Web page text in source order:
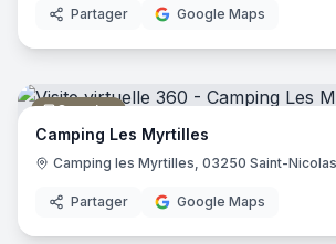
Partager Google Maps
Camping
Camping Les Myrtilles
Camping les Myrtilles, 03250 Saint-
Partager Google Maps